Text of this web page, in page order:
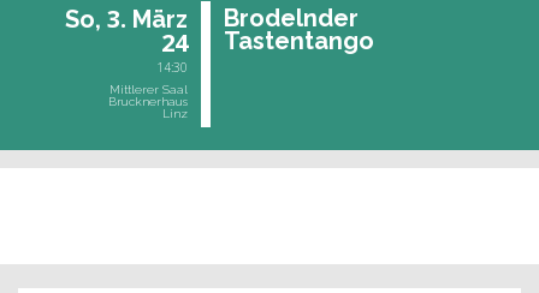
So, 3. März
24
14:30
Mittlerer Saal
Brucknerhaus
Linz
Bro­deln­der
Tas­ten­tan­go